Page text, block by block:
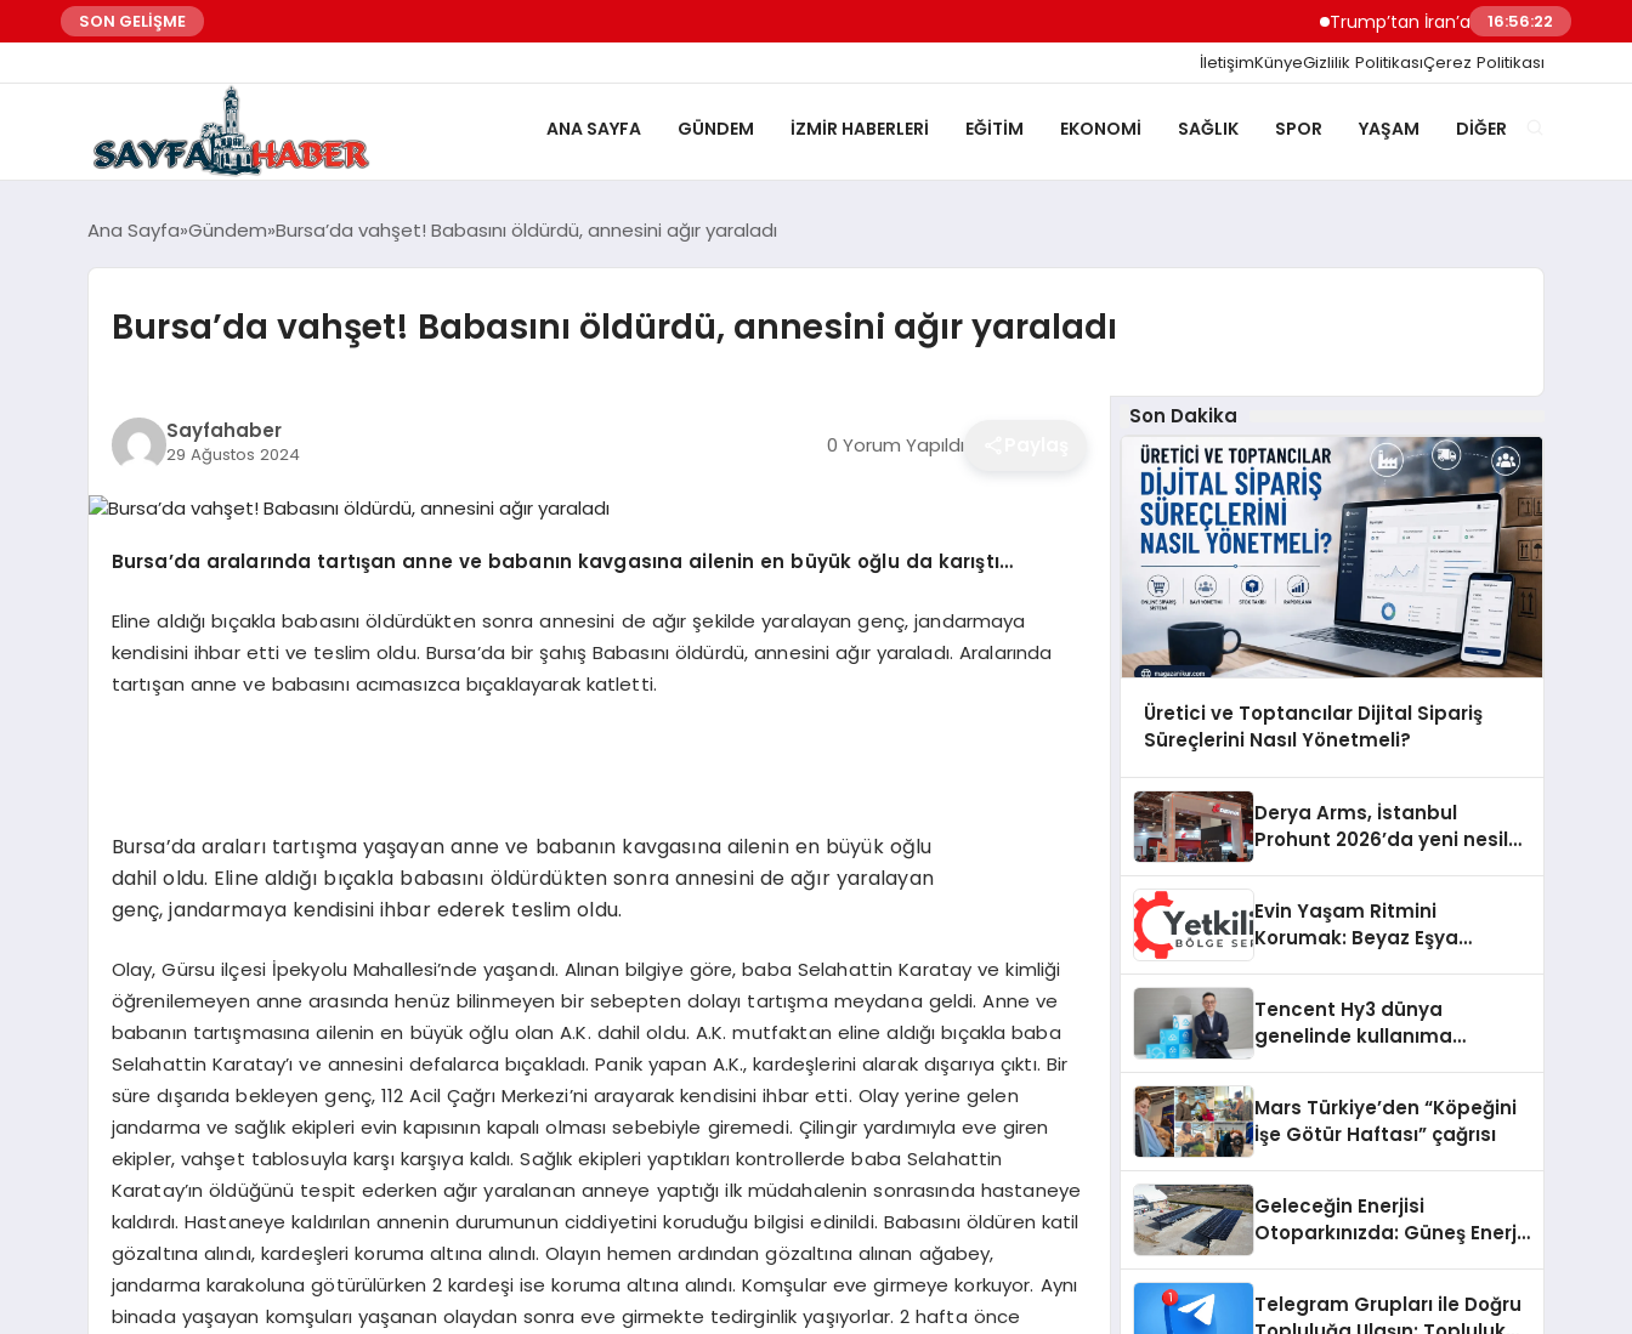
SON GELİŞME Trump’tan İran’a Müzakere Uyarısı Son
16:56:23
İletişimKünyeGizlilik PolitikasıÇerez Politikası
ANA SAYFA GÜNDEM İZMIR HABERLERI EĞITIM EKONOMI SAĞLIK SPOR YAŞAM DIĞER
Ana Sayfa Gündem Bursa’da vahşet! Babasını öldürdü, annesini ağır yaraladı
Bursa’da vahşet! Babasını öldürdü, annesini ağır yaraladı
Sayfahaber
29 Ağustos 2024 0 Yorum Yapıldı
Bursa’da aralarında tartışan anne ve babanın kavgasına ailenin en büyük oğlu da karıştı…
Eline aldığı bıçakla babasını öldürdükten sonra annesini de ağır şekilde yaralayan genç, jandarmaya
kendisini ihbar etti ve teslim oldu. Bursa’da bir şahış Babasını öldürdü, annesini ağır yaraladı. Aralarında
tartışan anne ve babasını acımasızca bıçaklayarak katletti.
Bursa’da araları tartışma yaşayan anne ve babanın kavgasına ailenin en büyük oğlu
dahil oldu. Eline aldığı bıçakla babasını öldürdükten sonra annesini de ağır yaralayan
genç, jandarmaya kendisini ihbar ederek teslim oldu.
Olay, Gürsu ilçesi İpekyolu Mahallesi’nde yaşandı. Alınan bilgiye göre, baba Selahattin Karatay ve kimliği
öğrenilemeyen anne arasında henüz bilinmeyen bir sebepten dolayı tartışma meydana geldi. Anne ve
babanın tartışmasına ailenin en büyük oğlu olan A.K. dahil oldu. A.K. mutfaktan eline aldığı bıçakla baba
Selahattin Karatay’ı ve annesini defalarca bıçakladı. Panik yapan A.K., kardeşlerini alarak dışarıya çıktı. Bir
süre dışarıda bekleyen genç, 112 Acil Çağrı Merkezi’ni arayarak kendisini ihbar etti. Olay yerine gelen
jandarma ve sağlık ekipleri evin kapısının kapalı olması sebebiyle giremedi. Çilingir yardımıyla eve giren
ekipler, vahşet tablosuyla karşı karşıya kaldı. Sağlık ekipleri yaptıkları kontrollerde baba Selahattin
Karatay’ın öldüğünü tespit ederken ağır yaralanan anneye yaptığı ilk müdahalenin sonrasında hastaneye
kaldırdı. Hastaneye kaldırılan annenin durumunun ciddiyetini koruduğu bilgisi edinildi. Babasını öldüren katil
gözaltına alındı, kardeşleri koruma altına alındı. Olayın hemen ardından gözaltına alınan ağabey,
jandarma karakoluna götürülürken 2 kardeşi ise koruma altına alındı. Komşular eve girmeye korkuyor. Aynı
binada yaşayan komşuları yaşanan olaydan sonra eve girmekte tedirginlik yaşıyorlar. 2 hafta önce
Son Dakika
Üretici ve Toptancılar Dijital Sipariş
Süreçlerini Nasıl Yönetmeli?
Derya Arms, İstanbul
Prohunt 2026’da yeni nesil
Evin Yaşam Ritmini
Korumak: Beyaz Eşya
Tencent Hy3 dünya
genelinde kullanıma
Mars Türkiye’den “Köpeğini
İşe Götür Haftası” çağrısı
Geleceğin Enerjisi
Otoparkınızda: Güneş Enerjili
Telegram Grupları ile Doğru